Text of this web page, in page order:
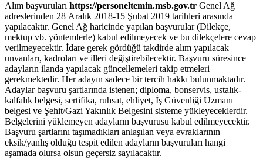
Alım başvuruları https://personeltemin.msb.gov.tr Genel Ağ
adreslerinden 28 Aralık 2018-15 Şubat 2019 tarihleri arasında
yapılacaktır. Genel Ağ haricinde yapılan başvurular (Dilekçe,
mektup vb. yöntemlerle) kabul edilmeyecek ve bu dilekçelere cevap
verilmeyecektir. İdare gerek gördüğü takdirde alım yapılacak
unvanları, kadroları ve illeri değiştirebilecektir. Başvuru süresince
adayların ilanda yapılacak güncellemeleri takip etmeleri
gerekmektedir. Her adayın sadece bir tercih hakkı bulunmaktadır.
Adaylar başvuru şartlarında istenen; diploma, bonservis, ustalık-
kalfalık belgesi, sertifika, ruhsat, ehliyet, İş Güvenliği Uzmanı
belgesi ve Şehit/Gazi Yakınlık Belgesini sisteme yükleyeceklerdir.
Belgelerini yüklemeyen adayların başvurusu kabul edilmeyecektir.
Başvuru şartlarını taşımadıkları anlaşılan veya evraklarının
eksik/yanlış olduğu tespit edilen adayların başvuruları hangi
aşamada olursa olsun geçersiz sayılacaktır.